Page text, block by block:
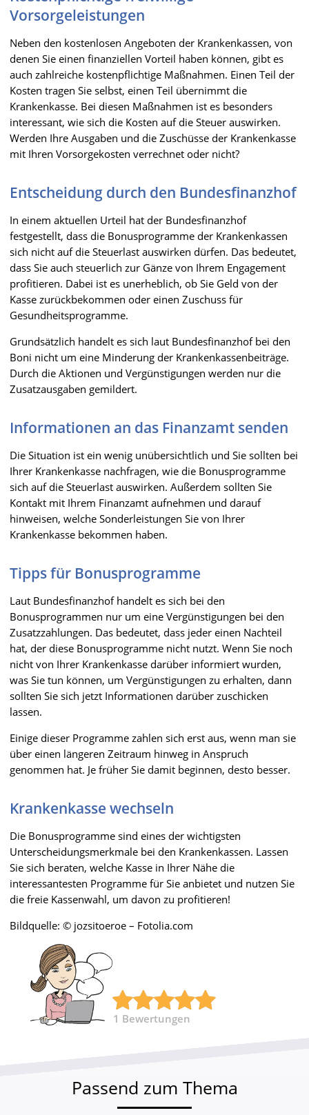
Vorsorgeleistungen
Neben den kostenlosen Angeboten der Krankenkassen, von
denen Sie einen finanziellen Vorteil haben können, gibt es
auch zahlreiche kostenpflichtige Maßnahmen. Einen Teil der
Kosten tragen Sie selbst, einen Teil übernimmt die
Krankenkasse. Bei diesen Maßnahmen ist es besonders
interessant, wie sich die Kosten auf die Steuer auswirken.
Werden Ihre Ausgaben und die Zuschüsse der Krankenkasse
mit Ihren Vorsorgekosten verrechnet oder nicht?
Entscheidung durch den Bundesfinanzhof
In einem aktuellen Urteil hat der Bundesfinanzhof
festgestellt, dass die Bonusprogramme der Krankenkassen
sich nicht auf die Steuerlast auswirken dürfen. Das bedeutet,
dass Sie auch steuerlich zur Gänze von Ihrem Engagement
profitieren. Dabei ist es unerheblich, ob Sie Geld von der
Kasse zurückbekommen oder einen Zuschuss für
Gesundheitsprogramme.
Grundsätzlich handelt es sich laut Bundesfinanzhof bei den
Boni nicht um eine Minderung der Krankenkassenbeiträge.
Durch die Aktionen und Vergünstigungen werden nur die
Zusatzausgaben gemildert.
Informationen an das Finanzamt senden
Die Situation ist ein wenig unübersichtlich und Sie sollten bei
Ihrer Krankenkasse nachfragen, wie die Bonusprogramme
sich auf die Steuerlast auswirken. Außerdem sollten Sie
Kontakt mit Ihrem Finanzamt aufnehmen und darauf
hinweisen, welche Sonderleistungen Sie von Ihrer
Krankenkasse bekommen haben.
Tipps für Bonusprogramme
Laut Bundesfinanzhof handelt es sich bei den
Bonusprogrammen nur um eine Vergünstigungen bei den
Zusatzzahlungen. Das bedeutet, dass jeder einen Nachteil
hat, der diese Bonusprogramme nicht nutzt. Wenn Sie noch
nicht von Ihrer Krankenkasse darüber informiert wurden,
was Sie tun können, um Vergünstigungen zu erhalten, dann
sollten Sie sich jetzt Informationen darüber zuschicken
lassen.
Einige dieser Programme zahlen sich erst aus, wenn man sie
über einen längeren Zeitraum hinweg in Anspruch
genommen hat. Je früher Sie damit beginnen, desto besser.
Krankenkasse wechseln
Die Bonusprogramme sind eines der wichtigsten
Unterscheidungsmerkmale bei den Krankenkassen. Lassen
Sie sich beraten, welche Kasse in Ihrer Nähe die
interessantesten Programme für Sie anbietet und nutzen Sie
die freie Kassenwahl, um davon zu profitieren!
Bildquelle: © jozsitoeroe – Fotolia.com
1 Bewertungen
Passend zum Thema